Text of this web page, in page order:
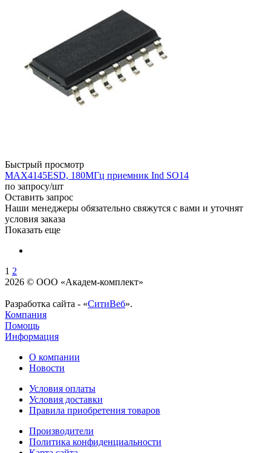
Быстрый просмотр
MAX4145ESD, 180МГц приемник Ind SO14
по запросу/шт
Оставить запрос
Наши менеджеры обязательно свяжутся с вами и уточнят
условия заказа
Показать еще
1 2
2026 © ООО «Академ-комплект»
Разработка сайта - «СитиВеб».
Компания
Помощь
Информация
О компании
Новости
Условия оплаты
Условия доставки
Правила приобретения товаров
Производители
Политика конфиденциальности